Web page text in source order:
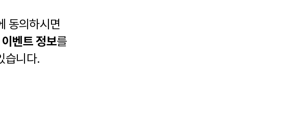
동의하시면
이벤트 정보를
습니다.